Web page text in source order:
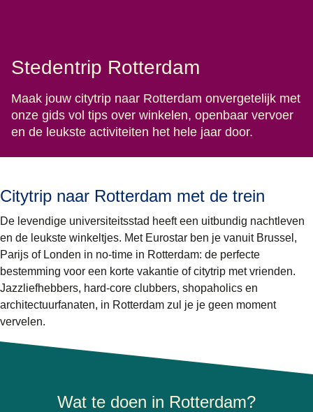
Stedentrip Rotterdam
Maak jouw citytrip naar Rotterdam onvergetelijk met
onze gids vol tips over winkelen, openbaar vervoer
en de leukste activiteiten het hele jaar door.
Citytrip naar Rotterdam met de trein
De levendige universiteitsstad heeft een uitbundig nachtleven
en de leukste winkeltjes. Met Eurostar ben je vanuit Brussel,
Parijs of Londen in no-time in Rotterdam: de perfecte
bestemming voor een korte vakantie of citytrip met vrienden.
Jazzliefhebbers, hard-core clubbers, shopaholics en
architectuurfanaten, in Rotterdam zul je je geen moment
vervelen.
Wat te doen in Rotterdam?